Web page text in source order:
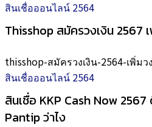
สินเชื่อออนไลน์ 2564
Thisshop สมัครวงเงิน 2567
thisshop-สมัครวงเงิน-2564-เพิ่มว
สินเชื่อออนไลน์ 2564
สินเชื่อ KKP Cash Now 2567
Pantip ว่าไง